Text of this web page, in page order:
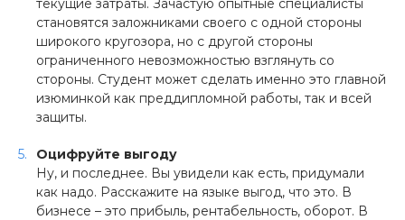
текущие затраты. Зачастую опытные специалисты
становятся заложниками своего с одной стороны
широкого кругозора, но с другой стороны
ограниченного невозможностью взглянуть со
стороны. Студент может сделать именно это главной
изюминкой как преддипломной работы, так и всей
защиты.
Оцифруйте выгоду
Ну, и последнее. Вы увидели как есть, придумали
как надо. Расскажите на языке выгод, что это. В
бизнесе – это прибыль, рентабельность, оборот. В